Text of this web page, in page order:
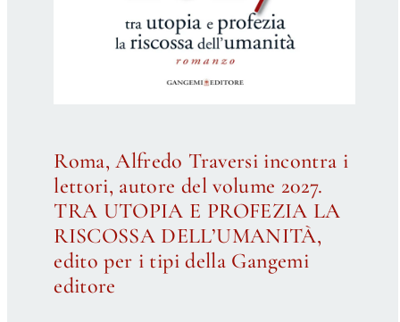
Roma, Alfredo Traversi incontra i
lettori, autore del volume 2027.
TRA UTOPIA E PROFEZIA LA
RISCOSSA DELL’UMANITÀ,
edito per i tipi della Gangemi
editore